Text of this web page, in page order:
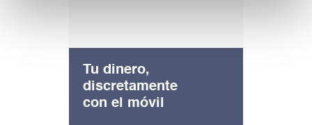
Tu dinero,
discretamente
con el móvil